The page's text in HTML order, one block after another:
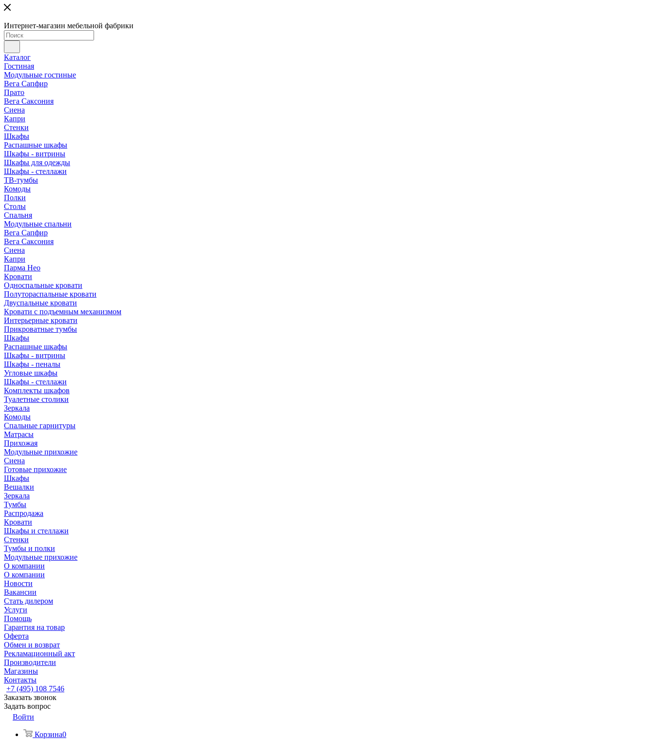
Интернет-магазин мебельной фабрики
Каталог
Гостиная
Модульные гостиные
Вега Сапфир
Прато
Вега Саксония
Сиена
Капри
Стенки
Шкафы
Распашные шкафы
Шкафы - витрины
Шкафы для одежды
Шкафы - стеллажи
ТВ-тумбы
Комоды
Полки
Столы
Спальня
Модульные спальни
Вега Сапфир
Вега Саксония
Сиена
Капри
Парма Нео
Кровати
Односпальные кровати
Полутораспальные кровати
Двуспальные кровати
Кровати с подъемным механизмом
Интерьерные кровати
Прикроватные тумбы
Шкафы
Распашные шкафы
Шкафы - витрины
Шкафы - пеналы
Угловые шкафы
Шкафы - стеллажи
Комплекты шкафов
Туалетные столики
Зеркала
Комоды
Спальные гарнитуры
Матрасы
Прихожая
Модульные прихожие
Сиена
Готовые прихожие
Шкафы
Вешалки
Зеркала
Тумбы
Распродажа
Кровати
Шкафы и стеллажи
Стенки
Тумбы и полки
Модульные прихожие
О компании
О компании
Новости
Вакансии
Стать дилером
Услуги
Помощь
Гарантия на товар
Оферта
Обмен и возврат
Рекламационный акт
Производители
Магазины
Контакты
+7 (495) 108 7546
Заказать звонок
Задать вопрос
Войти
Корзина0